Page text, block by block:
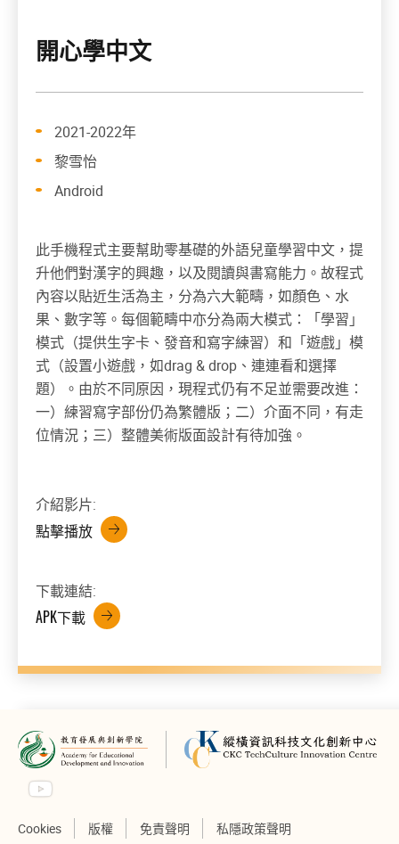
開心學中文
2021-2022年
黎雪怡
Android
此手機程式主要幫助零基礎的外語兒童學習中文，提
升他們對漢字的興趣，以及閱讀與書寫能力。故程式
內容以貼近生活為主，分為六大範疇，如顏色、水
果、數字等。每個範疇中亦分為兩大模式：「學習」
模式（提供生字卡、發音和寫字練習）和「遊戲」模
式（設置小遊戲，如drag & drop、連連看和選擇
題）。由於不同原因，現程式仍有不足並需要改進：
一）練習寫字部份仍為繁體版；二）介面不同，有走
位情況；三）整體美術版面設計有待加強。
介紹影片:
點擊播放
下載連結:
APK下載
Cookies 版權 免責聲明 私隱政策聲明